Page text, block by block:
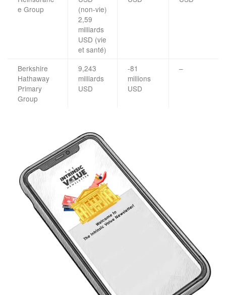
e Group
(non-vie)
2,59
milliards
USD (vie
et santé)
Berkshire
Hathaway
Primary
Group
9,243
milliards
USD
-81
millions
USD
–